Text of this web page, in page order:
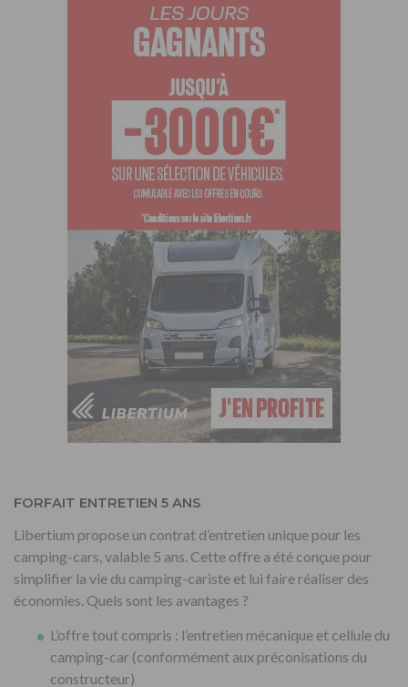
FORFAIT ENTRETIEN 5 ANS
Libertium propose un contrat d’entretien unique pour les
camping-cars, valable 5 ans. Cette offre a été conçue pour
simplifier la vie du camping-cariste et lui faire réaliser des
économies. Quels sont les avantages ?
L’offre tout compris : l’entretien mécanique et cellule du
camping-car (conformément aux préconisations du
constructeur)